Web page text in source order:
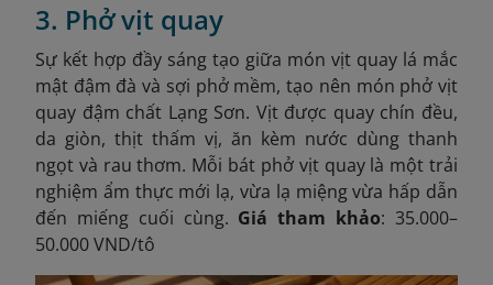
3. Phở vịt quay
Sự kết hợp đầy sáng tạo giữa món vịt quay lá mắc
mật đậm đà và sợi phở mềm, tạo nên món phở vịt
quay đậm chất Lạng Sơn. Vịt được quay chín đều,
da giòn, thịt thấm vị, ăn kèm nước dùng thanh
ngọt và rau thơm. Mỗi bát phở vịt quay là một trải
nghiệm ẩm thực mới lạ, vừa lạ miệng vừa hấp dẫn
đến miếng cuối cùng. Giá tham khảo: 35.000–
50.000 VND/tô